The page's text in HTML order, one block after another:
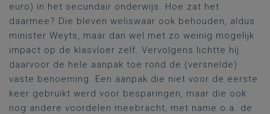
euro) in het secundair onderwijs. Hoe zat het
daarmee? Die bleven weliswaar ook behouden, aldus
minister Weyts, maar dan wel met zo weinig mogelijk
impact op de klasvloer zelf. Vervolgens lichtte hij
daarvoor de hele aanpak toe rond de (versnelde)
vaste benoeming. Een aanpak die niet voor de eerste
keer gebruikt werd voor besparingen, maar die ook
nog andere voordelen meebracht, met name o.a. de